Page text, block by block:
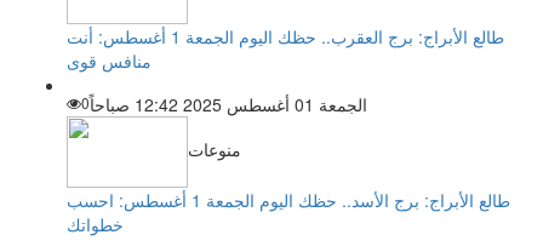
طالع الأبراج: برج العقرب.. حظك اليوم الجمعة 1 أغسطس: أنت
منافس قوى
الجمعة 01 أغسطس 2025 12:42 صباحاً
0
منوعات
طالع الأبراج: برج الأسد.. حظك اليوم الجمعة 1 أغسطس: احسب
خطواتك